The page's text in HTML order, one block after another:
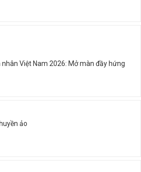
nhân Việt Nam 2026: Mở màn đầy hứng
ảo